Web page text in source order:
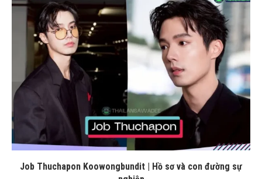
Job Thuchapon Koowongbundit | Hồ sơ và con đường sự